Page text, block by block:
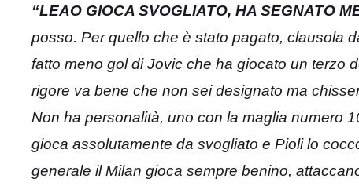
“LEAO GIOCA SVOGLIATO, HA SEGNATO
posso. Per quello che è stato pagato, clausola
fatto meno gol di Jovic che ha giocato un terzo
rigore va bene che non sei designato ma
Non ha personalità, uno con la maglia numero
gioca assolutamente da svogliato e Pioli lo
generale il Milan gioca sempre benino,